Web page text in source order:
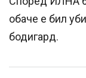
обаче е бил
бодигард.